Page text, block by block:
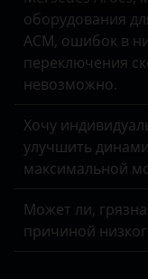
оборудования
ACM, ошибок в
переключения
невозможно.
Хочу
улучшить
максимальной
Может ли,
причиной